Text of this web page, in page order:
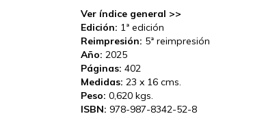
Ver índice general >>
Edición: 1ª edición
Reimpresión: 5ª reimpresión
Año: 2025
Páginas: 402
Medidas: 23 x 16 cms.
Peso: 0,620 kgs.
ISBN: 978-987-8342-52-8